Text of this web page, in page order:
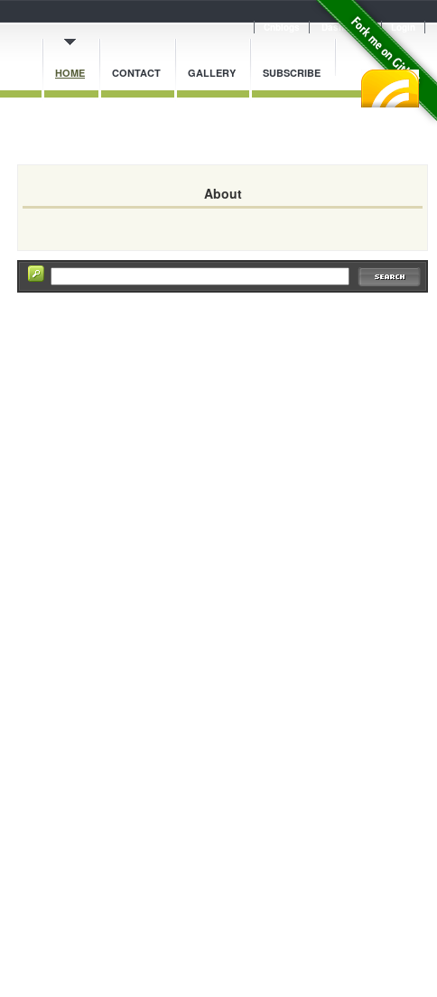
Dashboard
HOME CONTACT GALLERY SUBSCRIBE
About